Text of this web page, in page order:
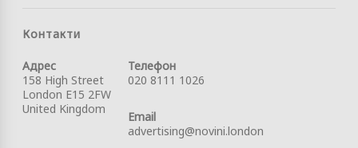
Контакти
Адрес
158 High Street
London E15 2FW
United Kingdom
Телефон
020 8111 1026
Email
advertising@novini.london